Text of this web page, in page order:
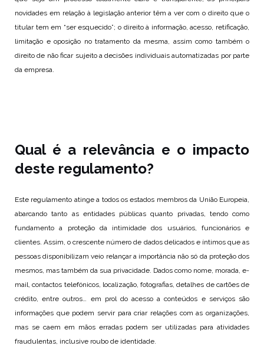
novidades em relação à legislação anterior têm a ver com o direito que o
titular tem em “ser esquecido”; o direito à informação, acesso, retificação,
limitação e oposição no tratamento da mesma, assim como também o
direito de não ficar sujeito a decisões individuais automatizadas por parte
da empresa.
Qual é a relevância e o impacto
deste regulamento?
Este regulamento atinge a todos os estados membros da União Europeia,
abarcando tanto as entidades públicas quanto privadas, tendo como
fundamento a proteção da intimidade dos usuários, funcionários e
clientes. Assim, o crescente número de dados delicados e íntimos que as
pessoas disponibilizam veio relançar a importância não só da proteção dos
mesmos, mas também da sua privacidade. Dados como nome, morada, e-
mail, contactos telefónicos, localização, fotografias, detalhes de cartões de
crédito, entre outros… em prol do acesso a conteúdos e serviços são
informações que podem servir para criar relações com as organizações,
mas se caem em mãos erradas podem ser utilizadas para atividades
fraudulentas, inclusive roubo de identidade.